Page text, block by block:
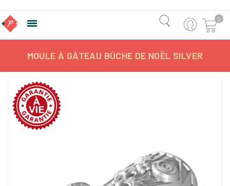
 0
MOULE À GÂTEAU BÛCHE DE NOËL SILVER
-21,75%